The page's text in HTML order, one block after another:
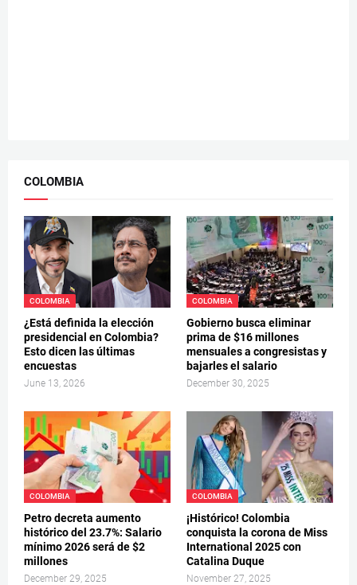
COLOMBIA
COLOMBIA
¿Está definida la elección
presidencial en Colombia?
Esto dicen las últimas
encuestas
June 13, 2026
COLOMBIA
Gobierno busca eliminar
prima de $16 millones
mensuales a congresistas y
bajarles el salario
December 30, 2025
COLOMBIA
Petro decreta aumento
histórico del 23.7%: Salario
mínimo 2026 será de $2
millones
December 29, 2025
COLOMBIA
¡Histórico! Colombia
conquista la corona de Miss
International 2025 con
Catalina Duque
November 27, 2025